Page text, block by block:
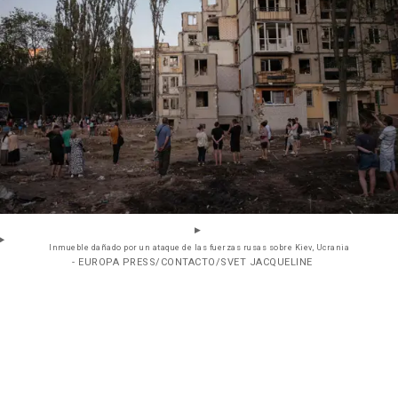
Inmueble dañado por un ataque de las fuerzas rusas sobre Kiev, Ucrania
- EUROPA PRESS/CONTACTO/SVET JACQUELINE